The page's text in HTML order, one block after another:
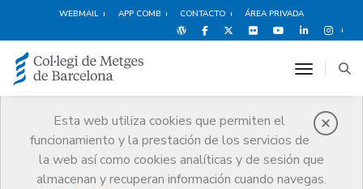
WEBMAIL APP COMB CONTACTO ÁREA PRIVADA
Esta web utiliza cookies que permiten el
funcionamiento y la prestación de los servicios de
la web así como cookies analíticas y de sesión que
almacenan y recuperan información cuando navegas.
toggle
Premios
El CoMB Premio Higea